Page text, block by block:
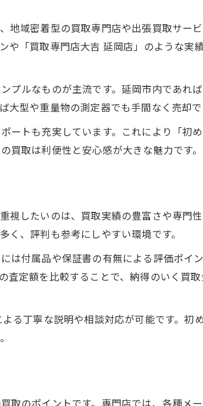
る効果
メンテナンス法
準備法
取相場
較ポイント
のチェックリスト
イント解説
活用法
準備とは
る買取相場
活用術
び方
地域密着型の買取専門店や出張買取サー
「買取専門店大吉 延岡店」のような実
ルなものが主流です。延岡市内であれ
型や重量物の測定器でも手間なく売却で
ートも充実しています。これにより「初
取は利便性と安心感が大きな魅力です。
視したいのは、買取実績の豊富さや専門
、評判も参考にしやすい環境です。
は付属品や保証書の有無による評価ポイ
定額を比較することで、納得のいく買
る丁寧な説明や相談対応が可能です。初
取のポイントです。専門店では、各種メ